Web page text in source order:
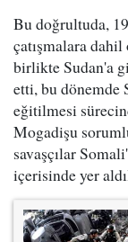
Bu doğrultuda,
çatışmalara
birlikte Sudan'a
etti, bu dönemde
eğitilmesi
Mogadişu
savaşçılar
içerisinde yer